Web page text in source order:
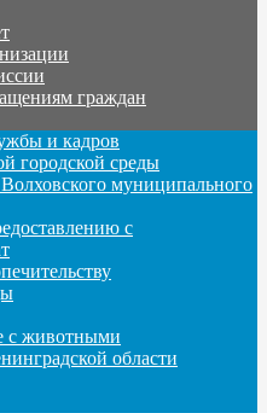
граждан
и кадров
городской среды
муниципального
с
с животными
области